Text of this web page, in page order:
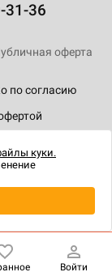
31-36
по согласию
оферта
Войти
куки.